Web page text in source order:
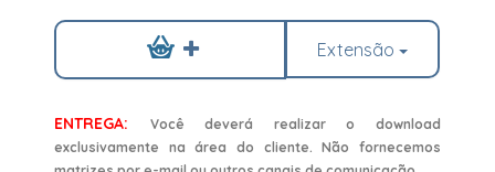
Extensão
ENTREGA:
Você deverá realizar o download
exclusivamente na área do cliente. Não fornecemos